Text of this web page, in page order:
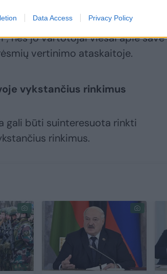
Data Access Privacy Policy
sumokama už suteiktą
Taikinių paieškai Kinijos
nes jo vartotojai viešai apie save
vertinimo ataskaitoje.
vykstančius rinkimus
gali būti suinteresuota rinkti
rinkimus.